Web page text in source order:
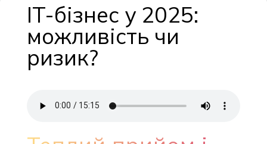
IT-бізнес у 2025:
можливість чи
ризик?